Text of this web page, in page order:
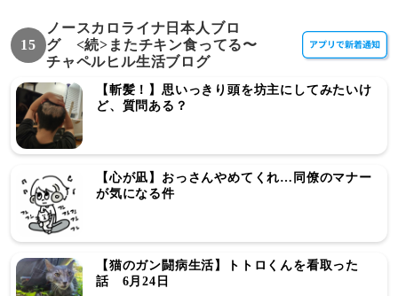
15
ノースカロライナ日本人ブロ
グ <続>またチキン食ってる〜
チャペルヒル生活ブログ
【斬髪！】思いっきり頭を坊主にしてみたいけ
ど、質問ある？
【心が凪】おっさんやめてくれ…同僚のマナー
が気になる件
【猫のガン闘病生活】トトロくんを看取った
話 6月24日